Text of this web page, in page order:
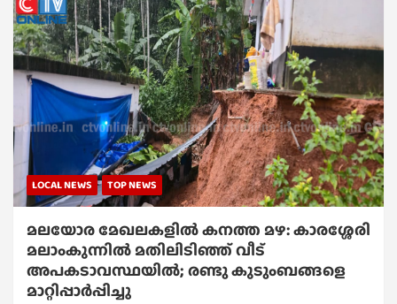
LOCAL NEWS TOP NEWS
മലയോര മേഖലകളിൽ കനത്ത മഴ: കാരശ്ശേരി
മലാംകുന്നിൽ മതിലിടിഞ്ഞ് വീട്
അപകടാവസ്ഥയിൽ; രണ്ടു കുടുംബങ്ങളെ
മാറ്റിപ്പാർപ്പിച്ചു